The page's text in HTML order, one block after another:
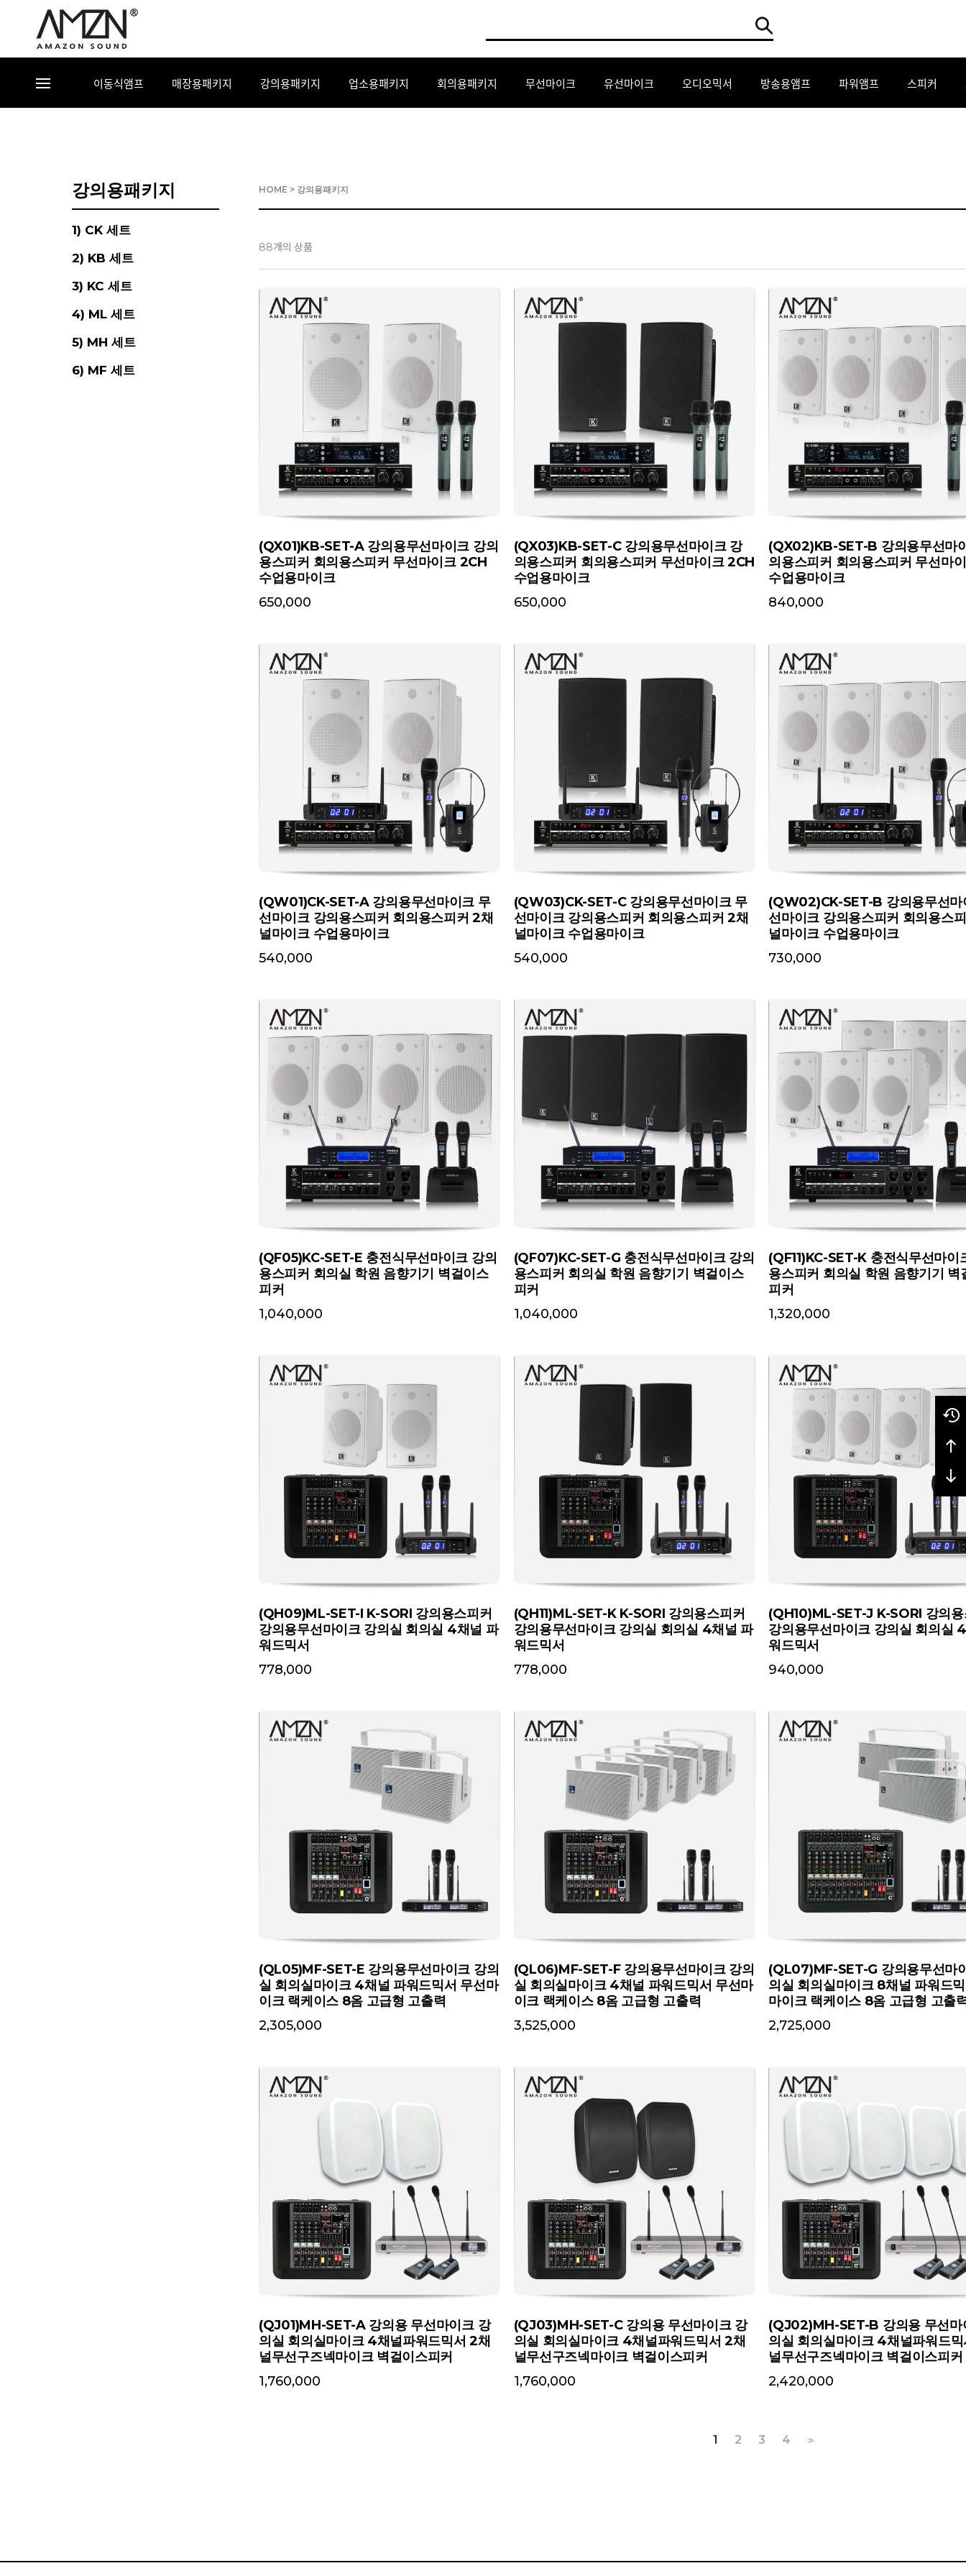
이동식앰프 매장용패키지 강의용패키지 업소용패키지 회의용패키지 무선마이크 유선마이크 오디오믹서 방송용앰프 파워앰프 스피커
강의용패키지
1) CK 세트
2) KB 세트
3) KC 세트
4) ML 세트
5) MH 세트
6) MF 세트
HOME > 강의용패키지
88개의 상품
(QX01)KB-SET-A 강의용무선마이크 강의
용스피커 회의용스피커 무선마이크 2CH
수업용마이크
650,000
(QX03)KB-SET-C 강의용무선마이크 강
의용스피커 회의용스피커 무선마이크 2CH
수업용마이크
650,000
(QX02)KB-SET-B 강의용무선마
의용스피커 회의용스피커 무선마
수업용마이크
840,000
(QW01)CK-SET-A 강의용무선마이크 무
선마이크 강의용스피커 회의용스피커 2채
널마이크 수업용마이크
540,000
(QW03)CK-SET-C 강의용무선마이크 무
선마이크 강의용스피커 회의용스피커 2채
널마이크 수업용마이크
540,000
(QW02)CK-SET-B 강의용무선마
선마이크 강의용스피커 회의용스
널마이크 수업용마이크
730,000
(QF05)KC-SET-E 충전식무선마이크 강의
용스피커 회의실 학원 음향기기 벽걸이스
피커
1,040,000
(QF07)KC-SET-G 충전식무선마이크 강의
용스피커 회의실 학원 음향기기 벽걸이스
피커
1,040,000
(QF11)KC-SET-K 충전식무선마이
용스피커 회의실 학원 음향기기 벽
피커
1,320,000
(QH09)ML-SET-I K-SORI 강의용스피커
강의용무선마이크 강의실 회의실 4채널 파
워드믹서
778,000
(QH11)ML-SET-K K-SORI 강의용스피커
강의용무선마이크 강의실 회의실 4채널 파
워드믹서
778,000
(QH10)ML-SET-J K-SORI 강의
강의용무선마이크 강의실 회의실
워드믹서
940,000
(QL05)MF-SET-E 강의용무선마이크 강의
실 회의실마이크 4채널 파워드믹서 무선마
이크 랙케이스 8옴 고급형 고출력
2,305,000
(QL06)MF-SET-F 강의용무선마이크 강의
실 회의실마이크 4채널 파워드믹서 무선마
이크 랙케이스 8옴 고급형 고출력
3,525,000
(QL07)MF-SET-G 강의용무선마
의실 회의실마이크 8채널 파워드
마이크 랙케이스 8옴 고급형 고출
2,725,000
(QJ01)MH-SET-A 강의용 무선마이크 강
의실 회의실마이크 4채널파워드믹서 2채
널무선구즈넥마이크 벽걸이스피커
1,760,000
(QJ03)MH-SET-C 강의용 무선마이크 강
의실 회의실마이크 4채널파워드믹서 2채
널무선구즈넥마이크 벽걸이스피커
1,760,000
(QJ02)MH-SET-B 강의용 무선마
의실 회의실마이크 4채널파워드
널무선구즈넥마이크 벽걸이스피커
2,420,000
1 2 3 4 >>